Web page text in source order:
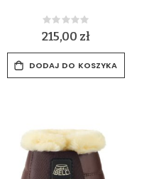
Rating:
0%
215,00 zł
DODAJ DO KOSZYKA